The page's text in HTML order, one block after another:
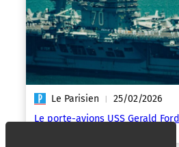
Le Parisien | 25/02/2026
Le porte-avions USS Gerald